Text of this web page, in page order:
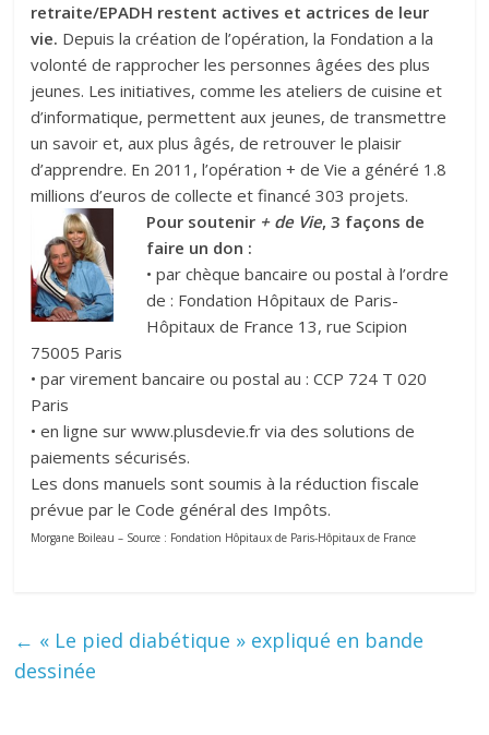
retraite/EPADH restent actives et actrices de leur
vie. Depuis la création de l’opération, la Fondation a la
volonté de rapprocher les personnes âgées des plus
jeunes. Les initiatives, comme les ateliers de cuisine et
d’informatique, permettent aux jeunes, de transmettre
un savoir et, aux plus âgés, de retrouver le plaisir
d’apprendre. En 2011, l’opération + de Vie a généré 1.8
millions d’euros de collecte et financé 303 projets.
Pour soutenir + de Vie, 3 façons de
faire un don :
• par chèque bancaire ou postal à l’ordre
de : Fondation Hôpitaux de Paris-
Hôpitaux de France 13, rue Scipion
75005 Paris
• par virement bancaire ou postal au : CCP 724 T 020
Paris
• en ligne sur www.plusdevie.fr via des solutions de
paiements sécurisés.
Les dons manuels sont soumis à la réduction fiscale
prévue par le Code général des Impôts.
Morgane Boileau – Source : Fondation Hôpitaux de Paris-Hôpitaux de France
← « Le pied diabétique » expliqué en bande
dessinée